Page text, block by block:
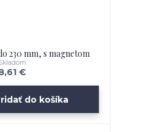
230 mm, s magnetom
€
do košíka